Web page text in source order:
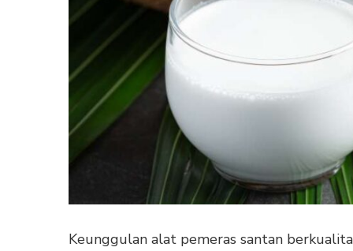
Keunggulan alat pemeras santan